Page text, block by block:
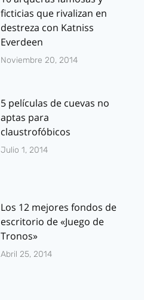
ficticias que rivalizan en
destreza con Katniss
Everdeen
Noviembre 20, 2014
5 películas de cuevas no
aptas para
claustrofóbicos
Julio 1, 2014
Los 12 mejores fondos de
escritorio de «Juego de
Tronos»
Abril 25, 2014